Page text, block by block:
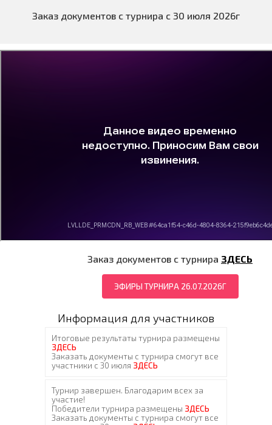
Заказ документов с турнира с 30 июля 2026г
Заказ документов с турнира ЗДЕСЬ
ЭФИРЫ ТУРНИРА 26.07.2026Г
Информация для участников